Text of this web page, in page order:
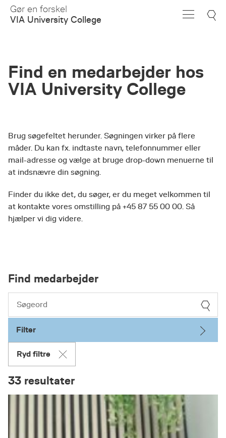
Skip
Main
Gør en forskel
VIA University College
Find en medarbejder hos
VIA University College
Brug søgefeltet herunder. Søgningen virker på flere
måder. Du kan fx. indtaste navn, telefonnummer eller
mail-adresse og vælge at bruge drop-down menuerne til
at indsnævre din søgning.
Finder du ikke det, du søger, er du meget velkommen til
at kontakte vores omstilling på +45 87 55 00 00. Så
hjælper vi dig videre.
Find medarbejder
Filter
Ryd filtre
33 resultater